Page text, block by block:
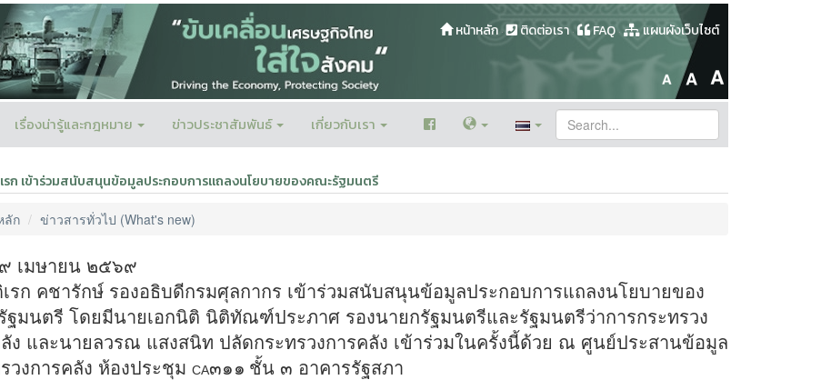
หน้าหลัก ติดต่อเรา FAQ แผนผังเว็บไซต์
เรื่องน่ารู้และกฎหมาย ข่าวประชาสัมพันธ์ เกี่ยวกับเรา
รก เข้าร่วมสนับสนุนข้อมูลประกอบการแถลงนโยบายของคณะรัฐมนตรี
ลัก ข่าวสารทั่วไป (What's new)
เมษายน ๒๕๖๙
รก คชารักษ์ รองอธิบดีกรมศุลกากร เข้าร่วมสนับสนุนข้อมูลประกอบการแถลงนโยบายของ
มนตรี โดยมีนายเอกนิติ นิติทัณฑ์ประภาศ รองนายกรัฐมนตรีและรัฐมนตรีว่าการกระทรวง
ง และนายลวรณ แสงสนิท ปลัดกระทรวงการคลัง เข้าร่วมในครั้งนี้ด้วย ณ ศูนย์ประสานข้อมูล
วงการคลัง ห้องประชุม CA๓๑๑ ชั้น ๓ อาคารรัฐสภา